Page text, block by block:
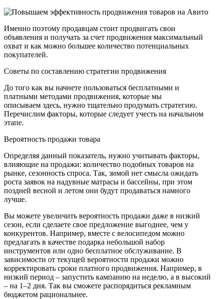
Именно поэтому продавцам стоит продвигать свои
объявления и получать за счет продвижения максимальный
охват и как можно большее количество потенциальных
покупателей.
Советы по составлению стратегии продвижения
До того как вы начнете пользоваться бесплатными и
платными методами продвижения, которые мы
описываем здесь, нужно тщательно продумать стратегию.
Перечислим факторы, которые следует учесть на начальном
этапе.
Вероятность продажи товара
Определяя данный показатель, нужно учитывать факторы,
влияющие на продажи: количество подобных товаров на
рынке, сезонность спроса. Так, зимой нет смысла ожидать
роста заявок на надувные матрасы и бассейны, при этом
поздней весной и летом они будут продаваться намного
лучше.
Вы можете увеличить вероятность продажи даже в низкий
сезон, если сделаете свое предложение выгоднее, чем у
конкурентов. Например, вместе с велосипедом можно
предлагать в качестве подарка небольшой набор
инструментов или одно бесплатное обслуживание. В
зависимости от текущей вероятности продажи можно
корректировать сроки платного продвижения. Например, в
низкий период – запустить кампанию на неделю, а в высокий
– на 1–2 дня. Так вы сможете распорядиться рекламным
бюджетом рациональнее.